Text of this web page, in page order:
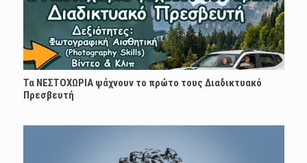
Τα ΝΕΣΤΟΧΩΡΙΑ ψάχνουν το πρώτο τους Διαδικτυακό
Πρεσβευτή